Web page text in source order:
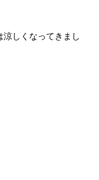
しくなってきまし